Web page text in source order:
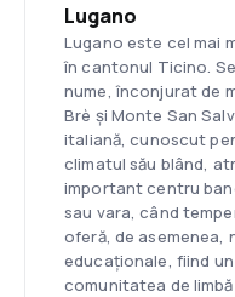
Lugano
Lugano este cel mai
în cantonul Ticino.
nume, înconjurat de
Brè și Monte San
italiană, cunoscut
climatul său blând,
important centru
sau vara, când
oferă, de asemenea,
educaționale, fiind
comunitatea de